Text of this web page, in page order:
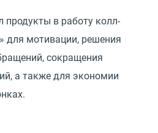
продукты в работу колл-
для мотивации, решения
сокращения
а также для экономии